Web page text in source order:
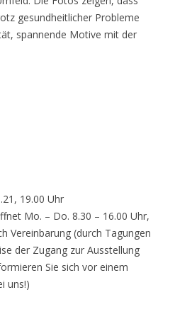
gesundheitlicher Probleme
spannende Motive mit der
19.00 Uhr
Mo. – Do. 8.30 – 16.00 Uhr,
Vereinbarung (durch Tagungen
der Zugang zur Ausstellung
Sie sich vor einem
uns!)